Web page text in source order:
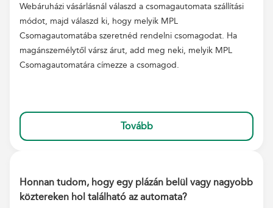
Webáruházi vásárlásnál válaszd a csomagautomata szállítási
módot, majd válaszd ki, hogy melyik MPL
Csomagautomatába szeretnéd rendelni csomagodat. Ha
magánszemélytől vársz árut, add meg neki, melyik MPL
Csomagautomatára címezze a csomagod.
Tovább
Honnan tudom, hogy egy plázán belül vagy nagyobb
köztereken hol található az automata?